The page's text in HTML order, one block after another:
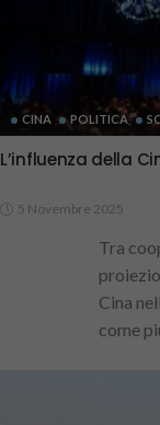
CINA POLITICA
L’influenza della
5 Novembre 2025
Tra
Cina
come